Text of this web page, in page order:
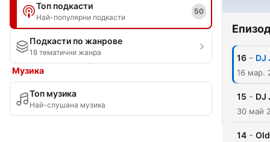
Топ подкасти
Най-популярни подкасти
50
Подкасти по жанрове
18 тематични жанра
Музика
Топ музика
Най-слушана музика
16 - DJ
16 мар.
15 - DJ
30 май
14 -